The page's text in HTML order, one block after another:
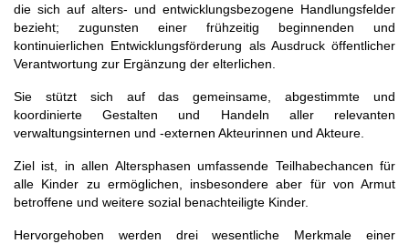
die sich auf alters- und entwicklungsbezogene Handlungsfelder
bezieht; zugunsten einer frühzeitig beginnenden und
kontinuierlichen Entwicklungsförderung als Ausdruck öffentlicher
Verantwortung zur Ergänzung der elterlichen.
Sie stützt sich auf das gemeinsame, abgestimmte und
koordinierte Gestalten und Handeln aller relevanten
verwaltungsinternen und -externen Akteurinnen und Akteure.
Ziel ist, in allen Altersphasen umfassende Teilhabechancen für
alle Kinder zu ermöglichen, insbesondere aber für von Armut
betroffene und weitere sozial benachteiligte Kinder.
Hervorgehoben werden drei wesentliche Merkmale einer